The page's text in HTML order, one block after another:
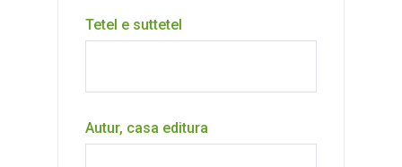
Tetel e suttetel
Autur, casa editura